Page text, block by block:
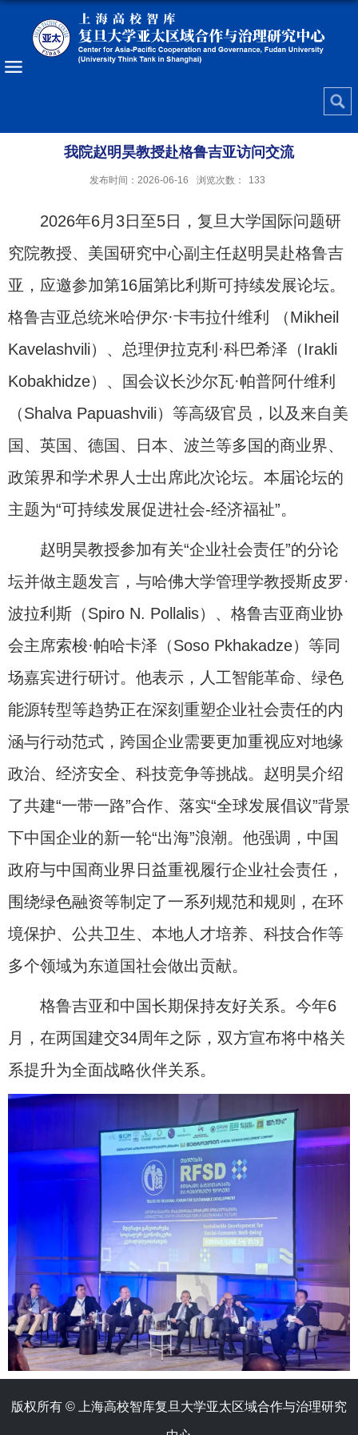
我院赵明昊教授赴格鲁吉亚访问交流
发布时间：2026-06-16 浏览次数： 133
2026年6月3日至5日，复旦大学国际问题研
究院教授、美国研究中心副主任赵明昊赴格鲁吉
亚，应邀参加第16届第比利斯可持续发展论坛。
格鲁吉亚总统米哈伊尔·卡韦拉什维利 （Mikheil
Kavelashvili）、总理伊拉克利·科巴希泽（Irakli
Kobakhidze）、国会议长沙尔瓦·帕普阿什维利
（Shalva Papuashvili）等高级官员，以及来自美
国、英国、德国、日本、波兰等多国的商业界、
政策界和学术界人士出席此次论坛。本届论坛的
主题为“可持续发展促进社会-经济福祉”。
赵明昊教授参加有关“企业社会责任”的分论
坛并做主题发言，与哈佛大学管理学教授斯皮罗·
波拉利斯（Spiro N. Pollalis）、格鲁吉亚商业协
会主席索梭·帕哈卡泽（Soso Pkhakadze）等同
场嘉宾进行研讨。他表示，人工智能革命、绿色
能源转型等趋势正在深刻重塑企业社会责任的内
涵与行动范式，跨国企业需要更加重视应对地缘
政治、经济安全、科技竞争等挑战。赵明昊介绍
了共建“一带一路”合作、落实“全球发展倡议”背景
下中国企业的新一轮“出海”浪潮。他强调，中国
政府与中国商业界日益重视履行企业社会责任，
围绕绿色融资等制定了一系列规范和规则，在环
境保护、公共卫生、本地人才培养、科技合作等
多个领域为东道国社会做出贡献。
格鲁吉亚和中国长期保持友好关系。今年6
月，在两国建交34周年之际，双方宣布将中格关
系提升为全面战略伙伴关系。
版权所有 ©️ 上海高校智库复旦大学亚太区域合作与治理研究